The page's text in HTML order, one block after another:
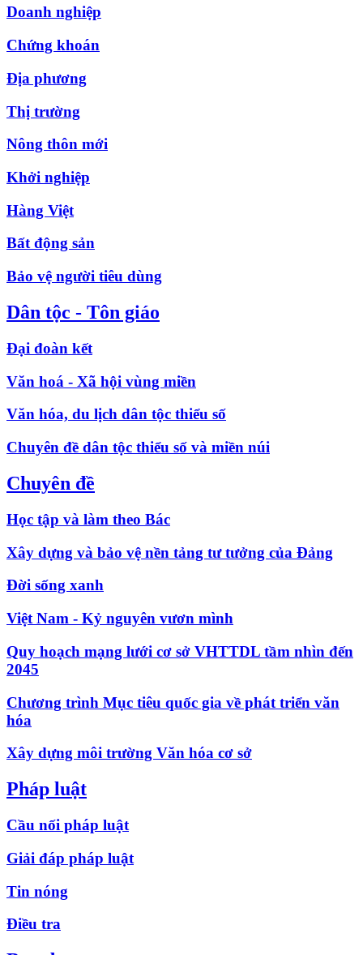
Doanh nghiệp
Chứng khoán
Địa phương
Thị trường
Nông thôn mới
Khởi nghiệp
Hàng Việt
Bất động sản
Bảo vệ người tiêu dùng
Dân tộc - Tôn giáo
Đại đoàn kết
Văn hoá - Xã hội vùng miền
Văn hóa, du lịch dân tộc thiểu số
Chuyên đề dân tộc thiểu số và miền núi
Chuyên đề
Học tập và làm theo Bác
Xây dựng và bảo vệ nền tảng tư tưởng của Đảng
Đời sống xanh
Việt Nam - Kỷ nguyên vươn mình
Quy hoạch mạng lưới cơ sở VHTTDL tầm nhìn đến
2045
Chương trình Mục tiêu quốc gia về phát triển văn
hóa
Xây dựng môi trường Văn hóa cơ sở
Pháp luật
Cầu nối pháp luật
Giải đáp pháp luật
Tin nóng
Điều tra